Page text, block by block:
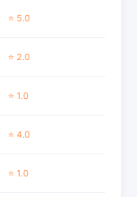
⭐ 5.0
⭐ 2.0
⭐ 1.0
⭐ 4.0
⭐ 1.0